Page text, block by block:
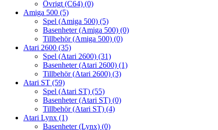
Övrigt (C64) (0)
Amiga 500 (5)
Spel (Amiga 500) (5)
Basenheter (Amiga 500) (0)
Tillbehör (Amiga 500) (0)
Atari 2600 (35)
Spel (Atari 2600) (31)
Basenheter (Atari 2600) (1)
Tillbehör (Atari 2600) (3)
Atari ST (59)
Spel (Atari ST) (55)
Basenheter (Atari ST) (0)
Tillbehör (Atari ST) (4)
Atari Lynx (1)
Basenheter (Lynx) (0)